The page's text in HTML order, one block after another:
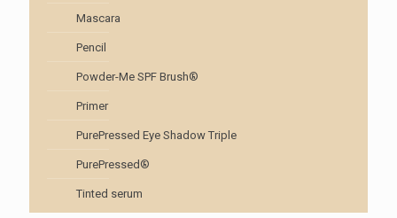
Mascara
Pencil
Powder-Me SPF Brush®
Primer
PurePressed Eye Shadow Triple
PurePressed®
Tinted serum